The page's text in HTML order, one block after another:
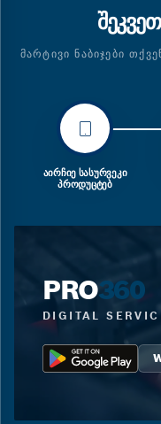
ᲛᲐᲠᲢᲘᲕᲘ ᲜᲐᲑᲘᲯᲔᲑᲘ
ᲐᲘᲠᲩᲘᲔ ᲡᲐᲡᲣᲠᲕᲔᲙᲘ
ᲞᲠᲝᲓᲣᲪᲢᲔᲑ
PRO360
DIGITAL